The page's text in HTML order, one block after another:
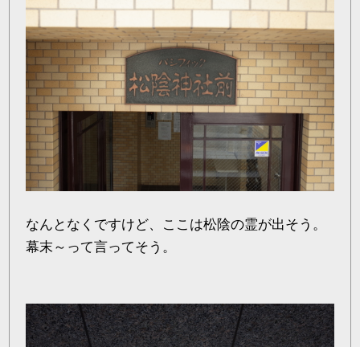
なんとなくですけど、ここは松陰の霊が出そう。
幕末～って言ってそう。